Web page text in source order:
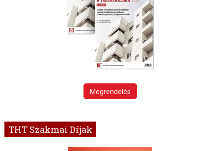
Megrendelés
THT Szakmai Díjak